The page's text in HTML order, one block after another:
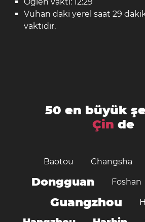
Vuhan daki yerel saat 29
vaktidir.
50 en büyük
Çin de
Baotou Changsha
Dongguan Foshan
Guangzhou